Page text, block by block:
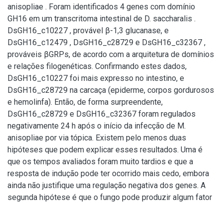
anisopliae . Foram identificados 4 genes com domínio
GH16 em um transcritoma intestinal de D. saccharalis .
DsGH16_c10227 , provável β-1,3 glucanase, e
DsGH16_c12479 , DsGH16_c28729 e DsGH16_c32367 ,
prováveis βGRPs, de acordo com a arquitetura de domínios
e relações filogenéticas. Confirmando estes dados,
DsGH16_c10227 foi mais expresso no intestino, e
DsGH16_c28729 na carcaça (epiderme, corpos gordurosos
e hemolinfa). Então, de forma surpreendente,
DsGH16_c28729 e DsGH16_c32367 foram regulados
negativamente 24 h após o início da infecção de M.
anisopliae por via tópica. Existem pelo menos duas
hipóteses que podem explicar esses resultados. Uma é
que os tempos avaliados foram muito tardios e que a
resposta de indução pode ter ocorrido mais cedo, embora
ainda não justifique uma regulação negativa dos genes. A
segunda hipótese é que o fungo pode produzir algum fator